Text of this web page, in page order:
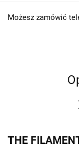
Możesz zamówić
THE